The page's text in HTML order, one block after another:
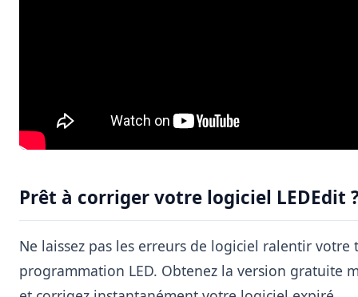
Prêt à corriger votre logiciel LEDEdit
Ne laissez pas les erreurs de logiciel ralentir votre
programmation LED. Obtenez la version gratuite